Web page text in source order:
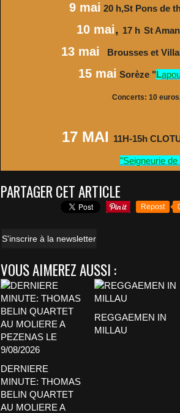
9 mai 20 h,St Pons de
10 mai, 17 h St
13 mai Brousses et
15 mai Sorèze "L
Concerts: 10
17 MAI 11H-15h
"Seigneurie
PARTAGER CET ARTICLE
Repost
S'inscrire à la newsletter
VOUS AIMEREZ AUSSI :
DERNIERE
MINUTE: THOMAS
BELIN QUARTET
AU MOLIERE A
REGGAEMEN IN
MILLAU